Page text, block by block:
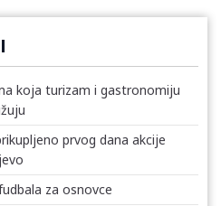
koja turizam i gastronomiju
prvog dana akcije
za osnovce